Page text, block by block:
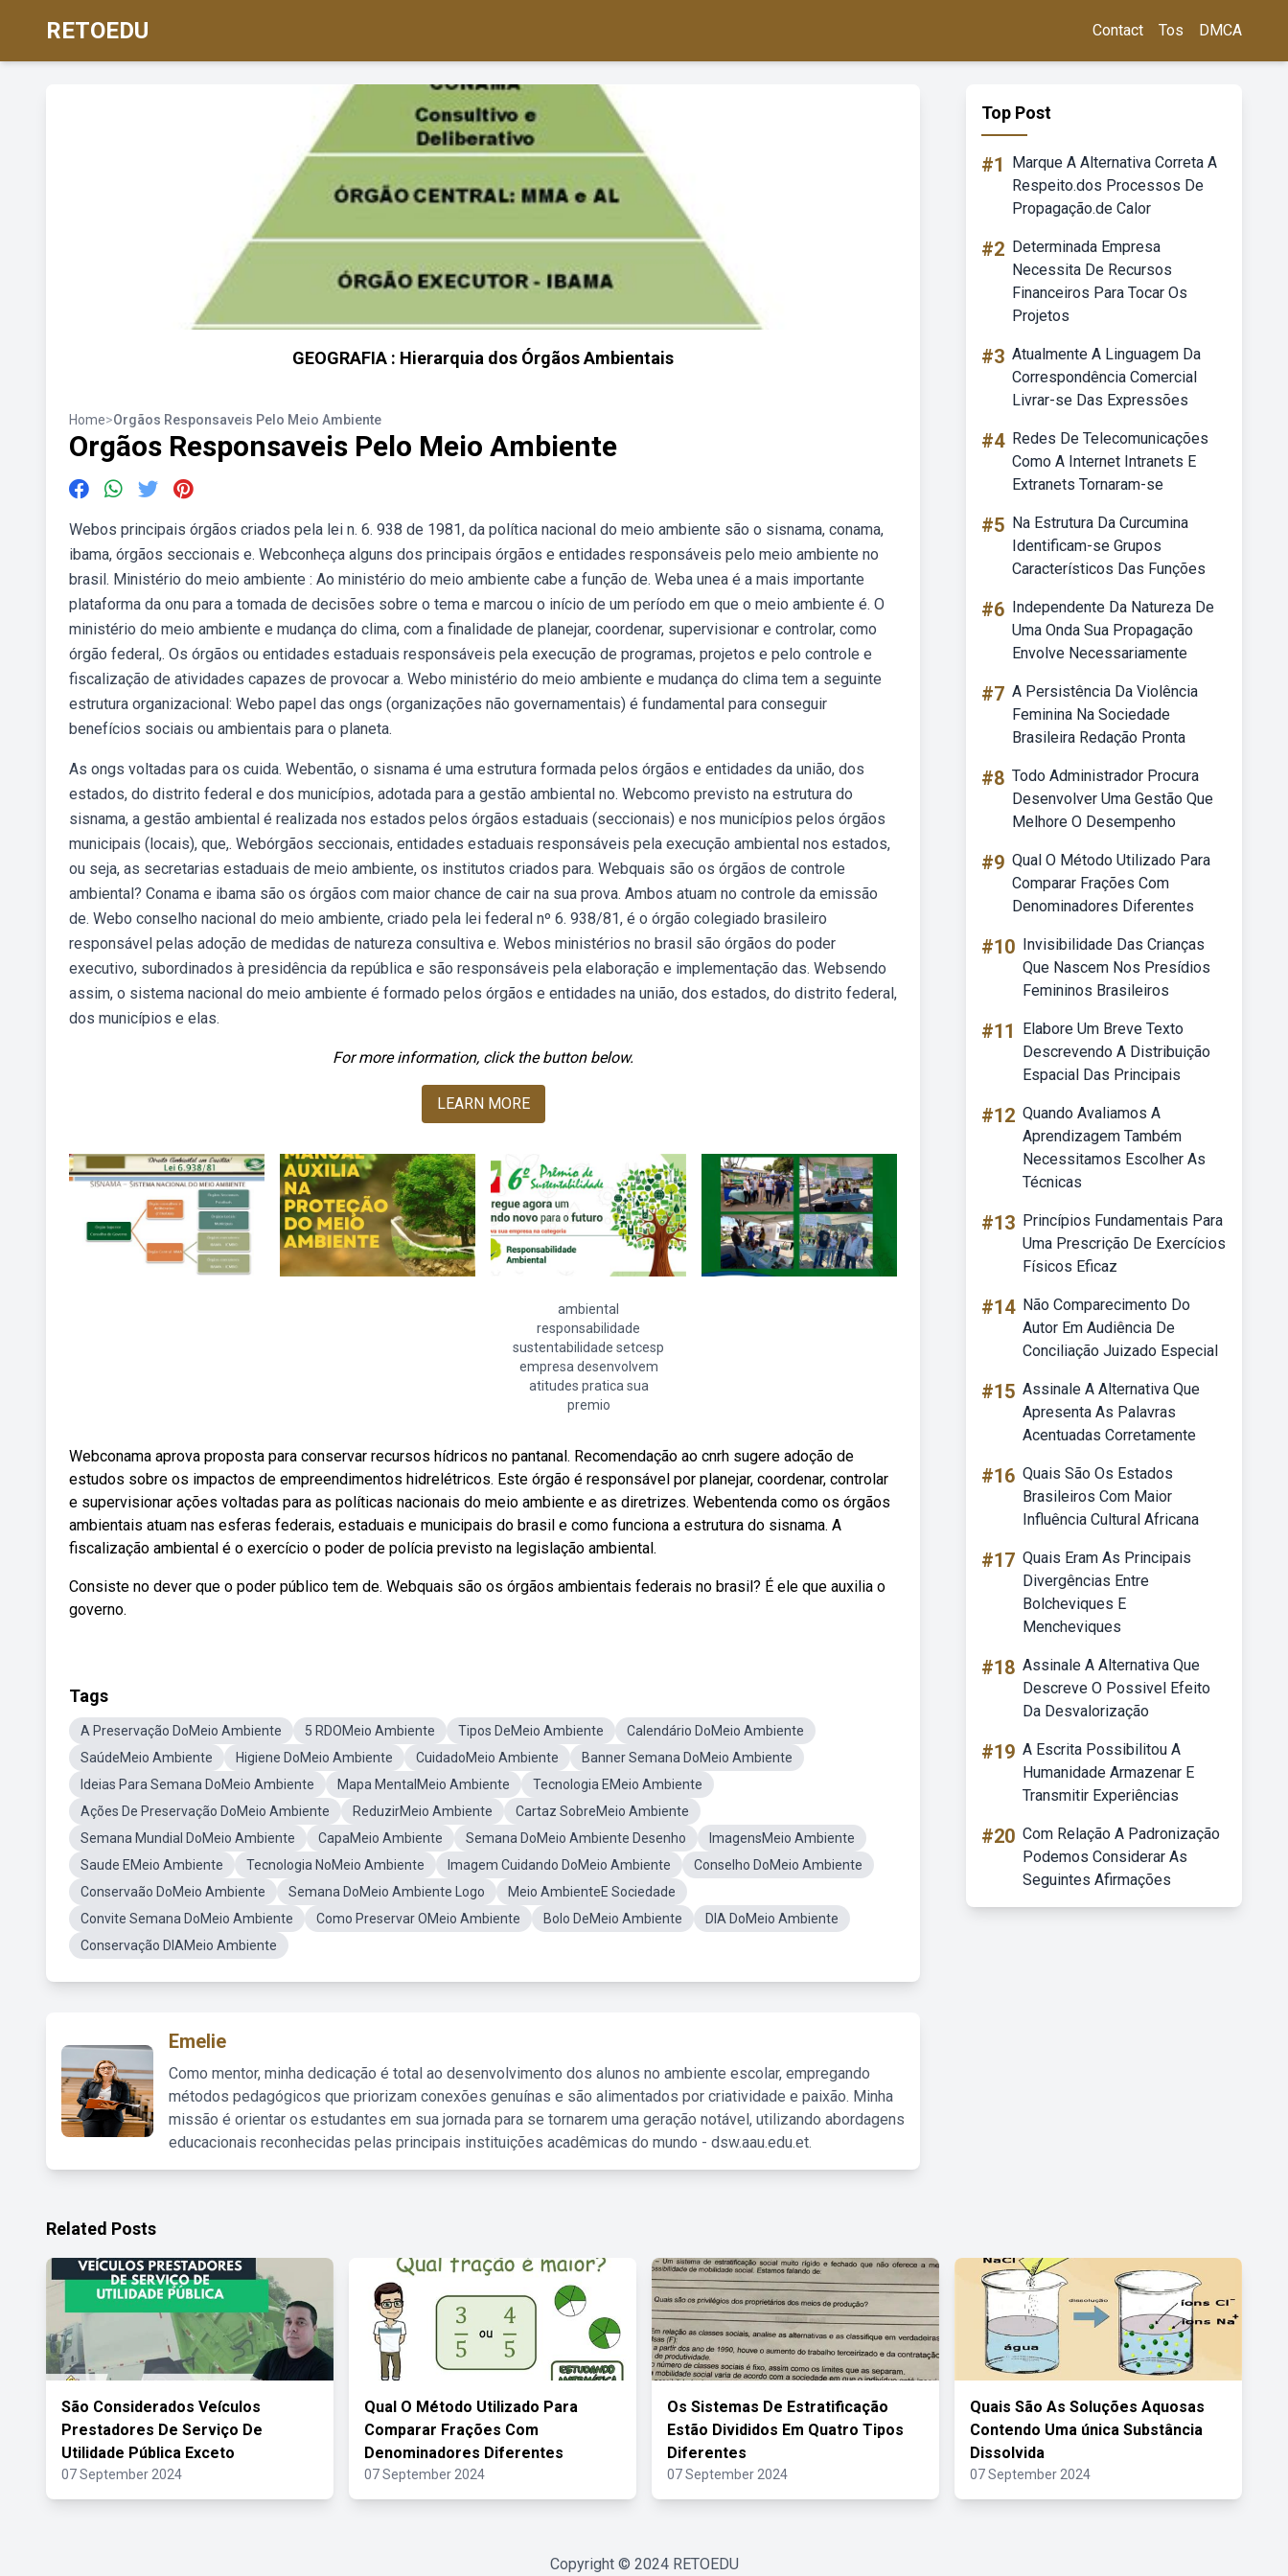
RETOEDU Contact Tos DMCA
GEOGRAFIA : Hierarquia dos Órgãos Ambientais
Home>Orgãos Responsaveis Pelo Meio Ambiente
Orgãos Responsaveis Pelo Meio Ambiente
Webos principais órgãos criados pela lei n. 6. 938 de 1981, da política nacional do meio ambiente são o sisnama, conama,
ibama, órgãos seccionais e. Webconheça alguns dos principais órgãos e entidades responsáveis pelo meio ambiente no
brasil. Ministério do meio ambiente : Ao ministério do meio ambiente cabe a função de. Weba unea é a mais importante
plataforma da onu para a tomada de decisões sobre o tema e marcou o início de um período em que o meio ambiente é. O
ministério do meio ambiente e mudança do clima, com a finalidade de planejar, coordenar, supervisionar e controlar, como
órgão federal,. Os órgãos ou entidades estaduais responsáveis pela execução de programas, projetos e pelo controle e
fiscalização de atividades capazes de provocar a. Webo ministério do meio ambiente e mudança do clima tem a seguinte
estrutura organizacional: Webo papel das ongs (organizações não governamentais) é fundamental para conseguir
benefícios sociais ou ambientais para o planeta.
As ongs voltadas para os cuida. Webentão, o sisnama é uma estrutura formada pelos órgãos e entidades da união, dos
estados, do distrito federal e dos municípios, adotada para a gestão ambiental no. Webcomo previsto na estrutura do
sisnama, a gestão ambiental é realizada nos estados pelos órgãos estaduais (seccionais) e nos municípios pelos órgãos
municipais (locais), que,. Webórgãos seccionais, entidades estaduais responsáveis pela execução ambiental nos estados,
ou seja, as secretarias estaduais de meio ambiente, os institutos criados para. Webquais são os órgãos de controle
ambiental? Conama e ibama são os órgãos com maior chance de cair na sua prova. Ambos atuam no controle da emissão
de. Webo conselho nacional do meio ambiente, criado pela lei federal nº 6. 938/81, é o órgão colegiado brasileiro
responsável pelas adoção de medidas de natureza consultiva e. Webos ministérios no brasil são órgãos do poder
executivo, subordinados à presidência da república e são responsáveis pela elaboração e implementação das. Websendo
assim, o sistema nacional do meio ambiente é formado pelos órgãos e entidades na união, dos estados, do distrito federal,
dos municípios e elas.
For more information, click the button below.
LEARN MORE
ambiental
responsabilidade
sustentabilidade setcesp
empresa desenvolvem
atitudes pratica sua
premio
Webconama aprova proposta para conservar recursos hídricos no pantanal. Recomendação ao cnrh sugere adoção de
estudos sobre os impactos de empreendimentos hidrelétricos. Este órgão é responsável por planejar, coordenar, controlar
e supervisionar ações voltadas para as políticas nacionais do meio ambiente e as diretrizes. Webentenda como os órgãos
ambientais atuam nas esferas federais, estaduais e municipais do brasil e como funciona a estrutura do sisnama. A
fiscalização ambiental é o exercício o poder de polícia previsto na legislação ambiental.
Consiste no dever que o poder público tem de. Webquais são os órgãos ambientais federais no brasil? É ele que auxilia o
governo.
Tags
A Preservação DoMeio Ambiente 5 RDOMeio Ambiente Tipos DeMeio Ambiente
Calendário DoMeio Ambiente
SaúdeMeio Ambiente
Higiene DoMeio Ambiente CuidadoMeio Ambiente
Banner Semana DoMeio Ambiente
Ideias Para Semana DoMeio Ambiente
Mapa MentalMeio Ambiente
Tecnologia EMeio Ambiente
Ações De Preservação DoMeio Ambiente
ReduzirMeio Ambiente
Cartaz SobreMeio Ambiente
Semana Mundial DoMeio Ambiente
CapaMeio Ambiente Semana DoMeio Ambiente Desenho
ImagensMeio Ambiente
Saude EMeio Ambiente
Tecnologia NoMeio Ambiente Imagem Cuidando DoMeio Ambiente
Conselho DoMeio Ambiente
Conservaão DoMeio Ambiente
Semana DoMeio Ambiente Logo
Meio AmbienteE Sociedade
Convite Semana DoMeio Ambiente
Como Preservar OMeio Ambiente Bolo DeMeio Ambiente
DIA DoMeio Ambiente
Conservação DIAMeio Ambiente
Emelie
Como mentor, minha dedicação é total ao desenvolvimento dos alunos no ambiente escolar, empregando
métodos pedagógicos que priorizam conexões genuínas e são alimentados por criatividade e paixão. Minha
missão é orientar os estudantes em sua jornada para se tornarem uma geração notável, utilizando abordagens
educacionais reconhecidas pelas principais instituições acadêmicas do mundo - dsw.aau.edu.et.
Top Post
#1
Marque A Alternativa Correta A
Respeito.dos Processos De
Propagação.de Calor
#2 Determinada Empresa
Necessita De Recursos
Financeiros Para Tocar Os
Projetos
#3 Atualmente A Linguagem Da
Correspondência Comercial
Livrar-se Das Expressões
#4 Redes De Telecomunicações
Como A Internet Intranets E
Extranets Tornaram-se
#5 Na Estrutura Da Curcumina
Identificam-se Grupos
Característicos Das Funções
#6 Independente Da Natureza De
Uma Onda Sua Propagação
Envolve Necessariamente
#7 A Persistência Da Violência
Feminina Na Sociedade
Brasileira Redação Pronta
#8 Todo Administrador Procura
Desenvolver Uma Gestão Que
Melhore O Desempenho
#9 Qual O Método Utilizado Para
Comparar Frações Com
Denominadores Diferentes
#10 Invisibilidade Das Crianças
Que Nascem Nos Presídios
Femininos Brasileiros
#11
Elabore Um Breve Texto
Descrevendo A Distribuição
Espacial Das Principais
#12 Quando Avaliamos A
Aprendizagem Também
Necessitamos Escolher As
Técnicas
#13 Princípios Fundamentais Para
Uma Prescrição De Exercícios
Físicos Eficaz
#14 Não Comparecimento Do
Autor Em Audiência De
Conciliação Juizado Especial
#15 Assinale A Alternativa Que
Apresenta As Palavras
Acentuadas Corretamente
#16 Quais São Os Estados
Brasileiros Com Maior
Influência Cultural Africana
#17 Quais Eram As Principais
Divergências Entre
Bolcheviques E
Mencheviques
#18 Assinale A Alternativa Que
Descreve O Possivel Efeito
Da Desvalorização
#19 A Escrita Possibilitou A
Humanidade Armazenar E
Transmitir Experiências
#20 Com Relação A Padronização
Podemos Considerar As
Seguintes Afirmações
Related Posts
São Considerados Veículos
Prestadores De Serviço De
Utilidade Pública Exceto
07 September 2024
Qual O Método Utilizado Para
Comparar Frações Com
Denominadores Diferentes
07 September 2024
Os Sistemas De Estratificação
Estão Divididos Em Quatro Tipos
Diferentes
07 September 2024
Quais São As Soluções Aquosas
Contendo Uma única Substância
Dissolvida
07 September 2024
Copyright © 2024 RETOEDU